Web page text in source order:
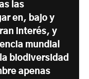
las
en, bajo y
interés, y
mundial
biodiversidad
apenas